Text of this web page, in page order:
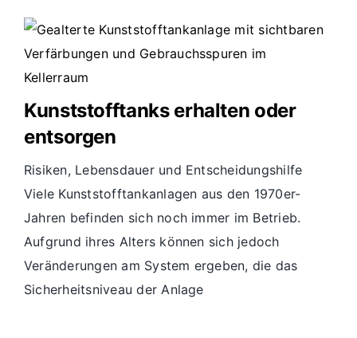
Kunststofftanks erhalten oder
entsorgen
Risiken, Lebensdauer und Entscheidungshilfe
Viele Kunststofftankanlagen aus den 1970er-
Jahren befinden sich noch immer im Betrieb.
Aufgrund ihres Alters können sich jedoch
Veränderungen am System ergeben, die das
Sicherheitsniveau der Anlage